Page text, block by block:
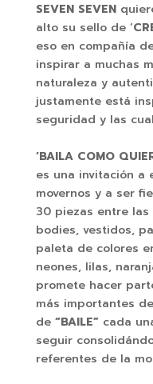
SEVEN SEVEN
alto su sello de ‘
eso en compañía
inspirar a muchas
naturaleza y
justamente está
seguridad y las
‘BAILA COMO
es una invitación a
movernos y a ser
30 piezas entre
bodies, vestidos,
paleta de colores
neones, lilas,
promete hacer
más importantes
de “BAILE”cada
seguir
referentes de la